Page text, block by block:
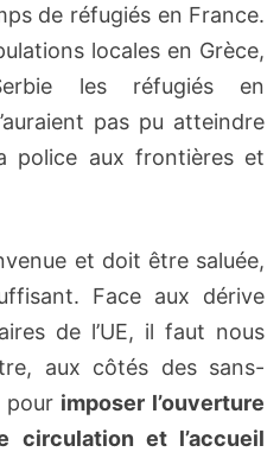
de réfugiés en France.
locales en Grèce,
les réfugiés en
pas pu atteindre
police aux frontières et
et doit être saluée,
Face aux dérive
de l’UE, il faut nous
aux côtés des sans-
pour imposer l’ouverture
circulation et l’accueil